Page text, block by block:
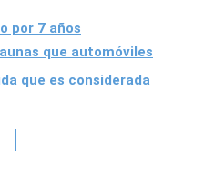
por 7 años
que automóviles
que es considerada